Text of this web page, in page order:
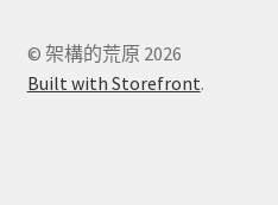
© 架構的荒原 2026
Built with Storefront.